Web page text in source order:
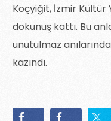
Koçyiğit, İzmir Kültür
dokunuş kattı. Bu
unutulmaz
kazındı.